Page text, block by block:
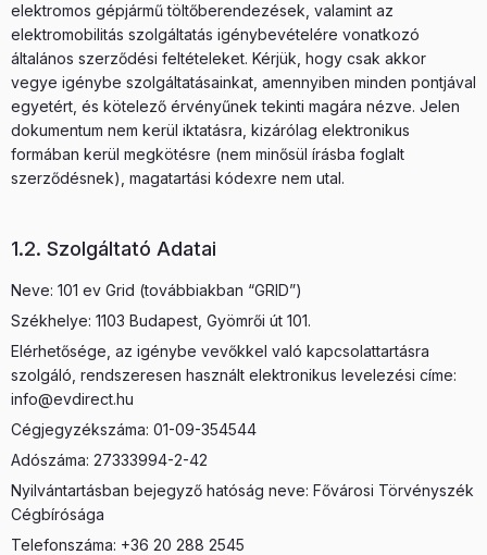
elektromos gépjármű töltőberendezések, valamint az
elektromobilitás szolgáltatás igénybevételére vonatkozó
általános szerződési feltételeket. Kérjük, hogy csak akkor
vegye igénybe szolgáltatásainkat, amennyiben minden pontjával
egyetért, és kötelező érvényűnek tekinti magára nézve. Jelen
dokumentum nem kerül iktatásra, kizárólag elektronikus
formában kerül megkötésre (nem minősül írásba foglalt
szerződésnek), magatartási kódexre nem utal.
1.2. Szolgáltató Adatai
Neve: 101 ev Grid (továbbiakban “GRID”)
Székhelye: 1103 Budapest, Gyömrői út 101.
Elérhetősége, az igénybe vevőkkel való kapcsolattartásra
szolgáló, rendszeresen használt elektronikus levelezési címe:
info@evdirect.hu
Cégjegyzékszáma: 01-09-354544
Adószáma: 27333994-2-42
Nyilvántartásban bejegyző hatóság neve: Fővárosi Törvényszék
Cégbírósága
Telefonszáma: +36 20 288 2545